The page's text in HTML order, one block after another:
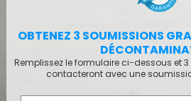
OBTENEZ 3 SOUMISSIONS
Remplissez le formulaire ci-dessous et
contacteront avec une